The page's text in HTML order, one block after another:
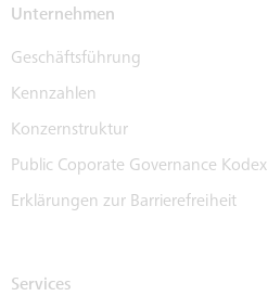
Unternehmen
Geschäftsführung
Kennzahlen
Konzernstruktur
Public Coporate Governance Kodex
Erklärungen zur Barrierefreiheit
Services